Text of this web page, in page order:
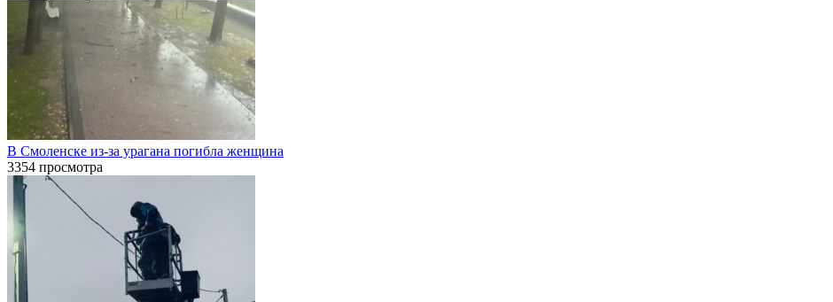
В Смоленске из-за урагана погибла женщина
3354 просмотра